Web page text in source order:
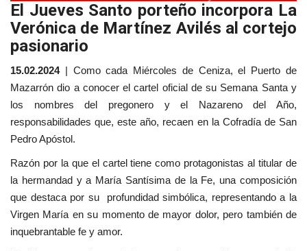
El Jueves Santo porteño incorpora La
Verónica de Martínez Avilés al cortejo
pasionario
15.02.2024
| Como cada Miércoles de Ceniza, el Puerto de
Mazarrón dio a conocer el cartel oficial de su Semana Santa y
los nombres del pregonero y el Nazareno del Año,
responsabilidades que, este año, recaen en la Cofradía de San
Pedro Apóstol.
Razón por la que el cartel tiene como protagonistas al titular de
la hermandad y a María Santísima de la Fe, una composición
que destaca por su profundidad simbólica, representando a la
Virgen María en su momento de mayor dolor, pero también de
inquebrantable fe y amor.